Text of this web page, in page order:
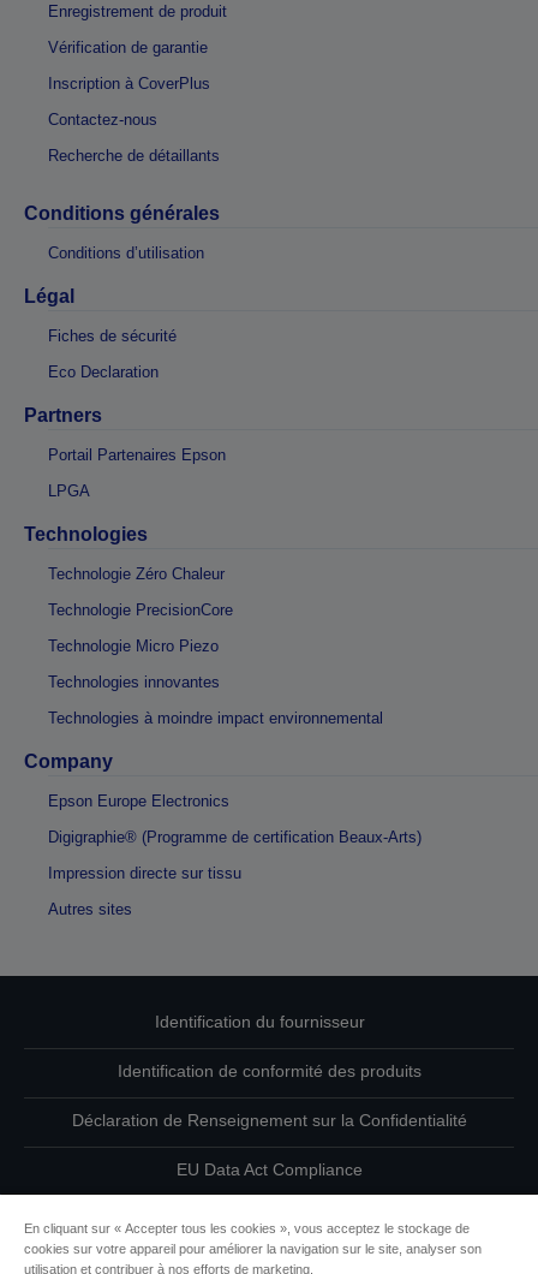
Enregistrement de produit
Vérification de garantie
Inscription à CoverPlus
Contactez-nous
Recherche de détaillants
Conditions générales
Conditions d’utilisation
Légal
Fiches de sécurité
Eco Declaration
Partners
Portail Partenaires Epson
LPGA
Technologies
Technologie Zéro Chaleur
Technologie PrecisionCore
Technologie Micro Piezo
Technologies innovantes
Technologies à moindre impact environnemental
Company
Epson Europe Electronics
Digigraphie® (Programme de certification Beaux-Arts)
Impression directe sur tissu
Autres sites
Identification du fournisseur
Identification de conformité des produits
Déclaration de Renseignement sur la Confidentialité
EU Data Act Compliance
Informations sur les cookies
En cliquant sur « Accepter tous les cookies », vous acceptez le stockage de
cookies sur votre appareil pour améliorer la navigation sur le site, analyser son
utilisation et contribuer à nos efforts de marketing.